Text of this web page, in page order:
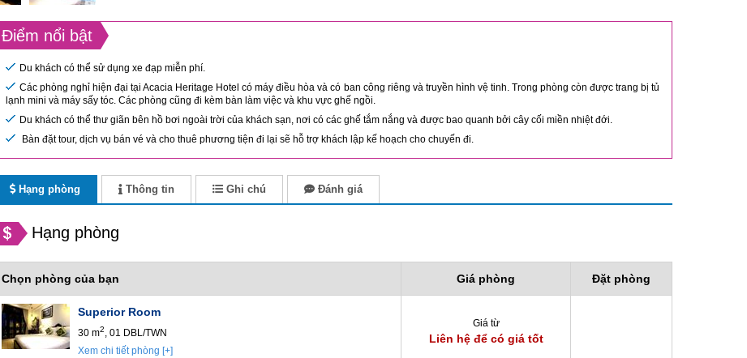
Điểm nổi bật
Du khách có thể sử dụng xe đạp miễn phí.
Các phòng nghỉ hiện đại tại Acacia Heritage Hotel có máy điều hòa và có ban công riêng và truyền hình vệ tinh. Trong phòng còn được trang bị tủ
lạnh mini và máy sấy tóc. Các phòng cũng đi kèm bàn làm việc và khu vực ghế ngồi.
Du khách có thể thư giãn bên hồ bơi ngoài trời của khách sạn, nơi có các ghế tắm nắng và được bao quanh bởi cây cối miền nhiệt đới.
Bàn đặt tour, dịch vụ bán vé và cho thuê phương tiện đi lại sẽ hỗ trợ khách lập kế hoạch cho chuyến đi.
Hạng phòng Thông tin Ghi chú Đánh giá
Hạng phòng
Chọn phòng của bạn Giá phòng Đặt phòng
Superior Room
30 m2, 01 DBL/TWN
Xem chi tiết phòng [+]
Giá từ
Liên hệ để có giá tốt